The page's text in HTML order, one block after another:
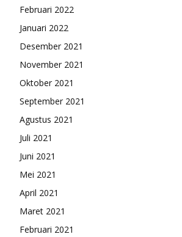
Februari 2022
Januari 2022
Desember 2021
November 2021
Oktober 2021
September 2021
Agustus 2021
Juli 2021
Juni 2021
Mei 2021
April 2021
Maret 2021
Februari 2021